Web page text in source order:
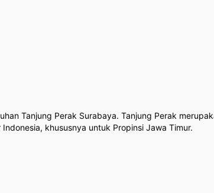
Tanjung Perak Surabaya. Tanjung Perak
khususnya untuk Propinsi Jawa Timur.